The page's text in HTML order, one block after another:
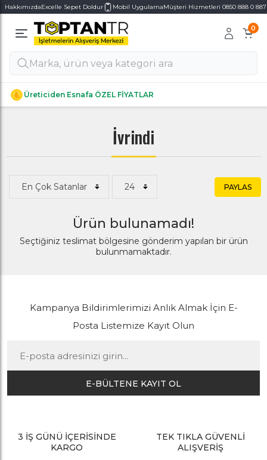
HakkımızdaExcelle Sepet Doldur Mobil UygulamaMüşteri Hizmetleri 0850 888 0 887
0
Üreticiden Esnafa ÖZEL FİYATLAR
Alt Kategoriler
Alt Kategoriler
İvrindi
PAYLAS
Ürün bulunamadı!
Seçtiğiniz teslimat bölgesine gönderim yapılan bir ürün
bulunmamaktadır.
Kampanya Bildirimlerimizi Anlık Almak İçin E-
Posta Listemize Kayıt Olun
E-BÜLTENE KAYIT OL
3 İŞ GÜNÜ İÇERİSİNDE
KARGO
TEK TIKLA GÜVENLİ
ALIŞVERİŞ